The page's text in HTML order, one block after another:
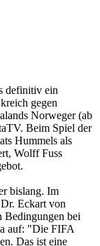
definitiv ein
gegen
Norweger (ab
Beim Spiel der
Hummels als
Wolff Fuss
bislang. Im
Eckart von
Bedingungen bei
auf: "Die FIFA
Das ist eine